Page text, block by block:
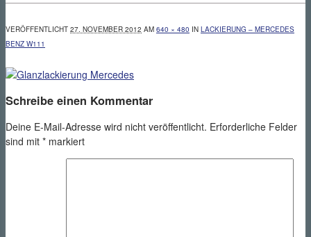
VERÖFFENTLICHT 27. NOVEMBER 2012 AM 640 × 480 IN LACKIERUNG – MERCEDES
BENZ W111
Schreibe einen Kommentar
Deine E-Mail-Adresse wird nicht veröffentlicht. Erforderliche Felder
sind mit * markiert